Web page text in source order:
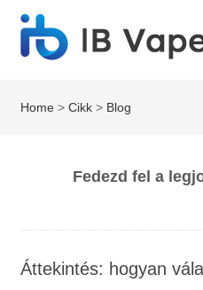
Home >Cikk > Blog
Fedezd fel a
Áttekintés: hogyan